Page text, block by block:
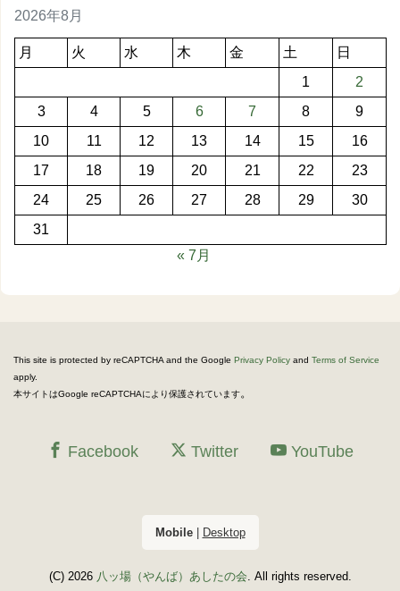
2026年8月
月 火 水 木 金 土
日
1
2
3
4 5 6 7 8
9
10
11 12 13 14 15
16
17
18 19 20 21 22
23
24
25 26 27 28 29
30
31
« 7月
This site is protected by reCAPTCHA and the Google Privacy Policy and Terms of Service
apply.
本サイトはGoogle reCAPTCHAにより保護されています。
Facebook Twitter YouTube
Mobile| Desktop
(C) 2026 八ッ場（やんば）あしたの会. All rights reserved.